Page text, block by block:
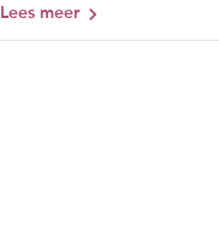
Lees meer